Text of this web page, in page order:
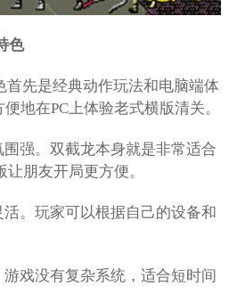
色
首先是经典动作玩法和电脑端体
地在PC上体验老式横版清关。
强。双截龙本身就是非常适合
朋友开局更方便。
。玩家可以根据自己的设备和
戏没有复杂系统，适合短时间